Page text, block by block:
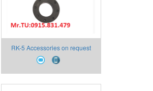
RK-5 Accessories on request